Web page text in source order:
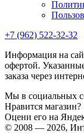
+7 (962) 522-32-32
Информация на
офертой.
заказа через
Мы в социальных
Нравится магазин?
Оцени его на
© 2008 — 2026,